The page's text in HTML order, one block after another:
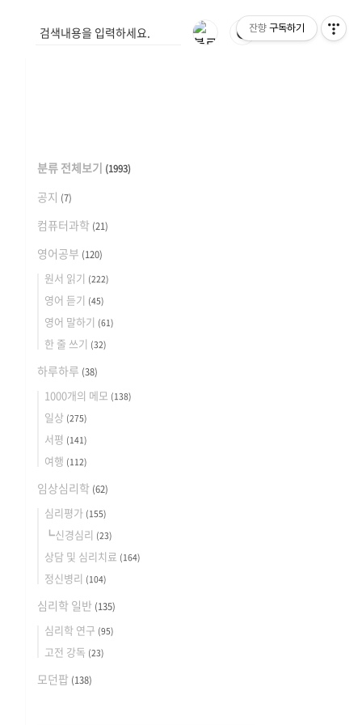
🌓
분류 전체보기 (1993)
공지 (7)
컴퓨터과학 (21)
영어공부 (120)
원서 읽기 (222)
영어 듣기 (45)
영어 말하기 (61)
한 줄 쓰기 (32)
하루하루 (38)
1000개의 메모 (138)
일상 (275)
서평 (141)
여행 (112)
임상심리학 (62)
심리평가 (155)
┗신경심리 (23)
상담 및 심리치료 (164)
정신병리 (104)
심리학 일반 (135)
심리학 연구 (95)
고전 강독 (23)
모던팝 (138)
잔향 구독하기